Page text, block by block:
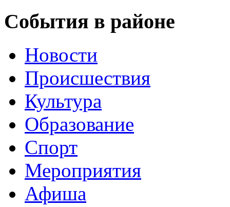
События в районе
Новости
Происшествия
Культура
Образование
Спорт
Мероприятия
Афиша